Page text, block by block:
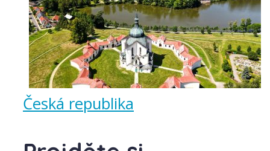
Česká republika